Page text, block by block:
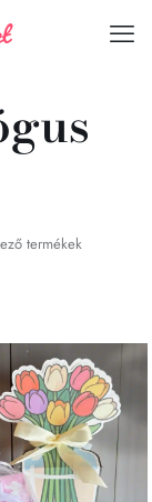
termékek